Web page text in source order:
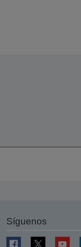
Síguenos